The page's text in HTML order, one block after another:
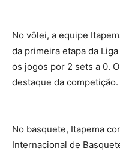
No vôlei, a equipe
da primeira etapa da
os jogos por 2 sets a 0.
destaque da competição.
No basquete, Itapema
Internacional de